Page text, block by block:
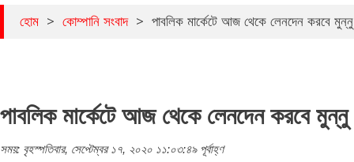
হোম > কোম্পানি সংবাদ > পাবলিক মার্কেটে আজ থেকে লেনদেন করবে মুন্নু
পাবলিক মার্কেটে আজ থেকে লেনদেন করবে মুন্নু
সময়: বৃহস্পতিবার, সেপ্টেম্বর ১৭, ২০২০ ১১:০৩:৪৯ পূর্বাহ্ণ